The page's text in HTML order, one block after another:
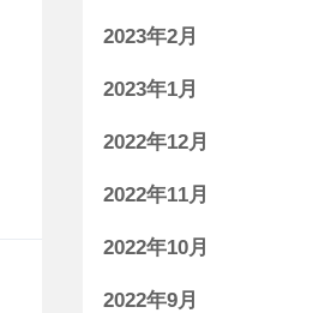
2023年2月
2023年1月
2022年12月
2022年11月
2022年10月
2022年9月